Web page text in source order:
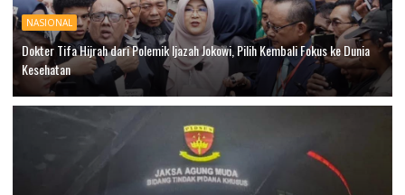
NASIONAL
Dokter Tifa Hijrah dari Polemik Ijazah Jokowi, Pilih Kembali Fokus ke Dunia
Kesehatan